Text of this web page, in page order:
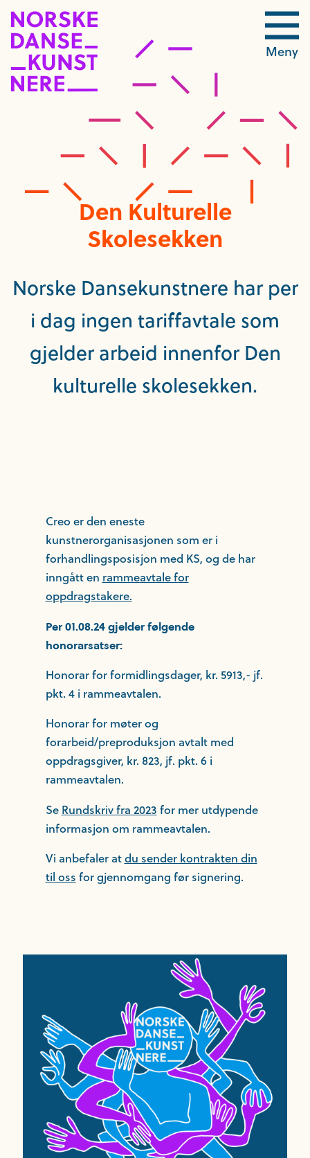
Meny
Den Kulturelle
Skolesekken
Norske Dansekunstnere har per
i dag ingen tariffavtale som
gjelder arbeid innenfor Den
kulturelle skolesekken.
Creo er den eneste
kunstnerorganisasjonen som er i
forhandlingsposisjon med KS, og de har
inngått en rammeavtale for
oppdragstakere.
Per 01.08.24 gjelder følgende
honorarsatser:
Honorar for formidlingsdager, kr. 5913,- jf.
pkt. 4 i rammeavtalen.
Honorar for møter og
forarbeid/preproduksjon avtalt med
oppdragsgiver, kr. 823, jf. pkt. 6 i
rammeavtalen.
Se Rundskriv fra 2023 for mer utdypende
informasjon om rammeavtalen.
Vi anbefaler atdu sender kontrakten din
til oss for gjennomgang før signering.